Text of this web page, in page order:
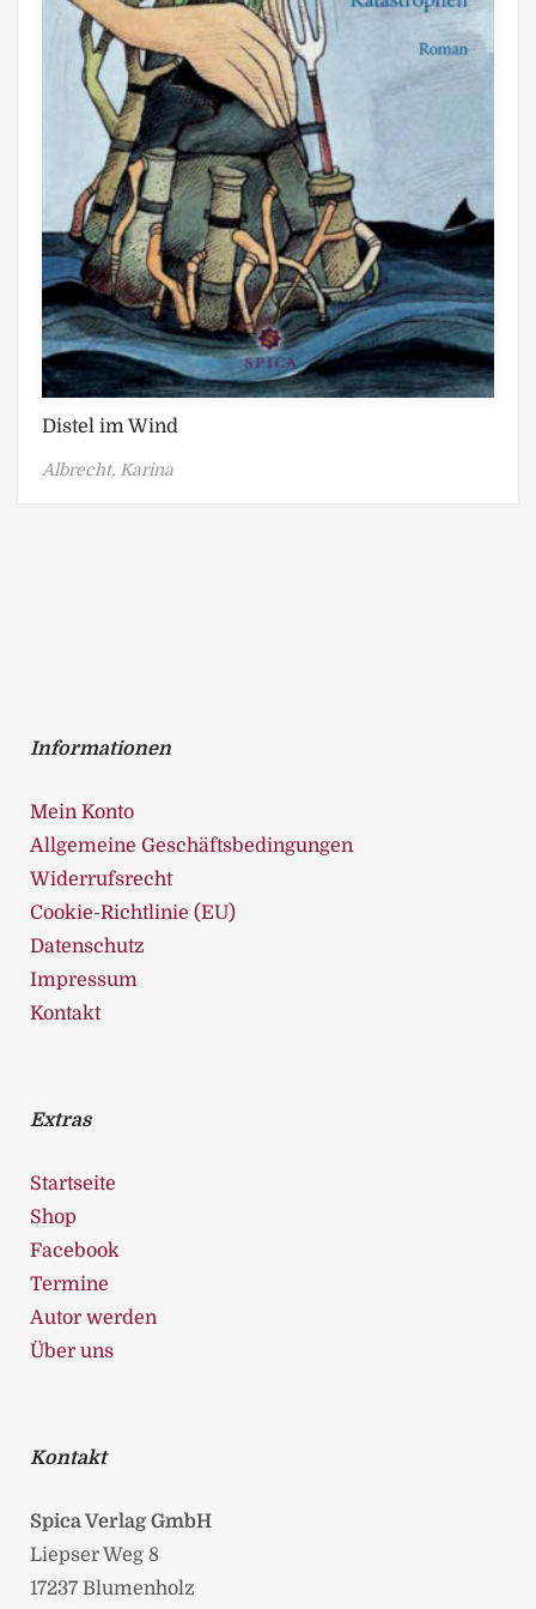
Distel im Wind
Albrecht, Karina
Informationen
Mein Konto
Allgemeine Geschäftsbedingungen
Widerrufsrecht
Cookie-Richtlinie (EU)
Datenschutz
Impressum
Kontakt
Extras
Startseite
Shop
Facebook
Termine
Autor werden
Über uns
Kontakt
Spica Verlag GmbH
Liepser Weg 8
17237 Blumenholz